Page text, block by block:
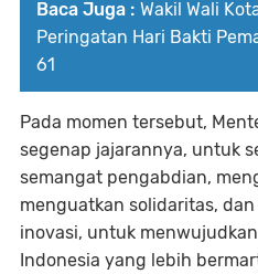
Baca Juga : Wakil Wali
Peringatan Hari Bakti
61
Pada momen tersebut,
segenap jajarannya, untuk
semangat pengabdian,
menguatkan solidaritas,
inovasi, untuk
Indonesia yang lebih